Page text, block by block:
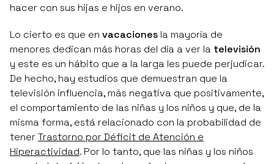
hacer con sus hijas e hijos en verano.
Lo cierto es que en vacaciones la mayoría de
menores dedican más horas del día a ver la televisión
y este es un hábito que a la larga les puede perjudicar.
De hecho, hay estudios que demuestran que la
televisión influencia, más negativa que positivamente,
el comportamiento de las niñas y los niños y que, de la
misma forma, está relacionado con la probabilidad de
tener Trastorno por Déficit de Atención e
Hiperactividad. Por lo tanto, que las niñas y los niños